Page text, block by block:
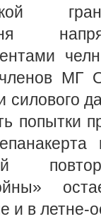
МГ
силового
попытки
и в летне-